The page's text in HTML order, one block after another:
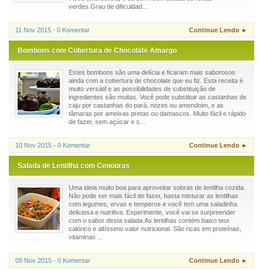
verdes.Grau de dificuldad...
11 Nov 2015 - 0 Komentar Continue Lendo ►
Bombons com Cobertura de Chocolate Amargo
Estes bombons são uma delícia e ficaram mais saborosos
ainda com a cobertura de chocolate que eu fiz. Esta receita é
muito versátil e as possibilidades de substituição de
ingredientes são muitas. Você pode substituir as castanhas de
caju por castanhas do pará, nozes ou amendoim, e as
tâmaras por ameixas pretas ou damascos. Muito fácil e rápido
de fazer, sem açúcar e s...
10 Nov 2015 - 0 Komentar Continue Lendo ►
Salada de Lentilha com Cenouras
Uma ideia muito boa para aproveitar sobras de lentilha cozida.
Não pode ser mais fácil de fazer, basta misturar as lentilhas
com legumes, ervas e temperos e você tem uma saladinha
deliciosa e nutritiva. Experimente, você vai se surpreender
com o sabor desta salada.As lentilhas contém baixo teor
calórico e altíssimo valor nutricional. São ricas em proteínas,
vitaminas ...
09 Nov 2015 - 0 Komentar Continue Lendo ►